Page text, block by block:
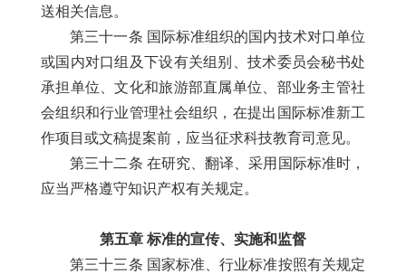
送相关信息。
第三十一条 国际标准组织的国内技术对口单位
或国内对口组及下设有关组别、技术委员会秘书处
承担单位、文化和旅游部直属单位、部业务主管社
会组织和行业管理社会组织，在提出国际标准新工
作项目或文稿提案前，应当征求科技教育司意见。
第三十二条 在研究、翻译、采用国际标准时，
应当严格遵守知识产权有关规定。
第五章 标准的宣传、实施和监督
第三十三条 国家标准、行业标准按照有关规定